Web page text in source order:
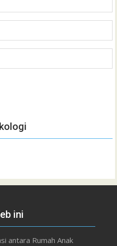
ini
antara Rumah Anak